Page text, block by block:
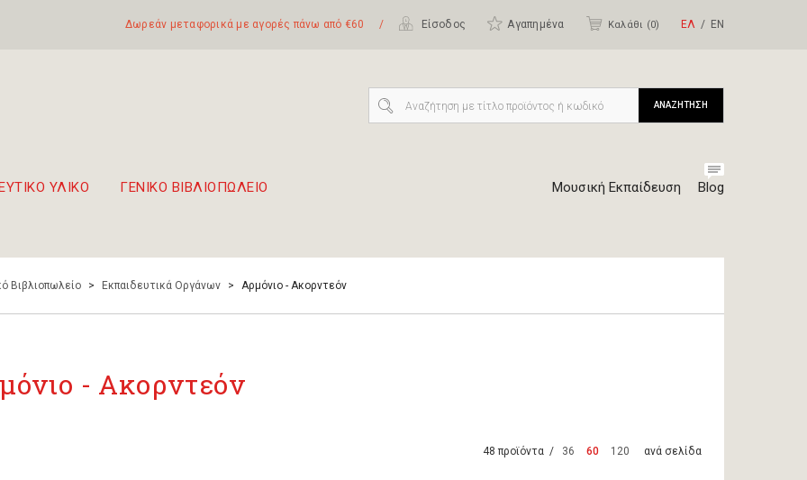
Δωρεάν μεταφορικά με αγορές πάνω από €60 / Είσοδος Αγαπημένα Καλάθι (0) ΕΛ ΕΝ
ΥΛΙΚΟ ΓΕΝΙΚΟ ΒΙΒΛΙΟΠΩΛΕΙΟ Μουσική Εκπαίδευση Blog
ΑΝΑΖΗΤΗΣΗ
Βιβλιοπωλείο > Εκπαιδευτικά Οργάνων > Αρμόνιο - Ακορντεόν
- Ακορντεόν
48 προϊόντα / 36 60 120 ανά σελίδα